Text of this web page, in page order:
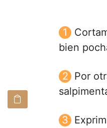
bien
Por